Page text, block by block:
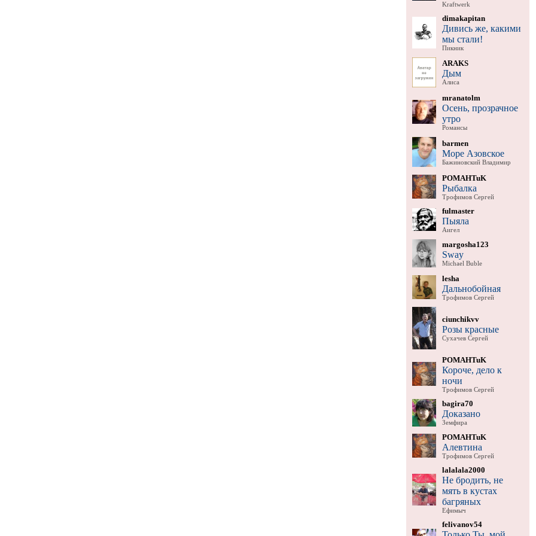
Kraftwerk
dimakapitan
Дивись же, какими
мы стали!
Пикник
ARAKS
Дым
Алиса
mranatolm
Осень, прозрачное
утро
Романсы
barmen
Море Азовское
Бажиновский Владимир
POMAHTuK
Рыбалка
Трофимов Сергей
fulmaster
Пыяла
Аигел
margosha123
Sway
Michael Buble
lesha
Дальнобойная
Трофимов Сергей
ciunchikvv
Розы красные
Сухачев Сергей
POMAHTuK
Короче, дело к
ночи
Трофимов Сергей
bagira70
Доказано
Земфира
POMAHTuK
Алевтина
Трофимов Сергей
lalalala2000
Не бродить, не
мять в кустах
багряных
Ефимыч
felivanov54